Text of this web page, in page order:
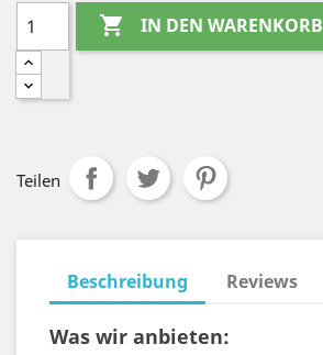
 IN DEN WARENKORB
Teilen
Beschreibung Reviews
Was wir anbieten: